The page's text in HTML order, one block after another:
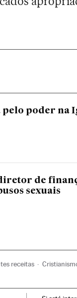
pelo poder na
de
sexuais
receitas